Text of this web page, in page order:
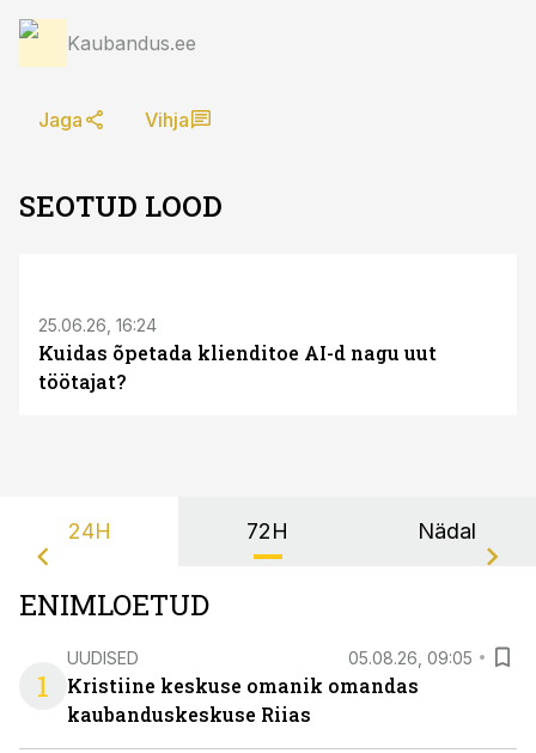
Kaubandus.ee
Jaga Vihja
SEOTUD LOOD
25.06.26, 16:24
Kuidas õpetada klienditoe AI-d nagu uut
töötajat?
24H 72H Nädal
ENIMLOETUD
1
UUDISED 05.08.26, 09:05
Kristiine keskuse omanik omandas
kaubanduskeskuse Riias